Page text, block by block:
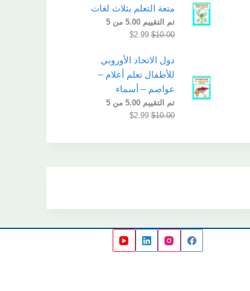
متعة التعلم بثلاث لغات
تم التقييم5.00 من 5
$10.00
$2.99
دول الاتحاد الأوروبي
للأطفال تعلم أعلام –
عواصم – أسماء
تم التقييم5.00 من 5
$10.00
$2.99